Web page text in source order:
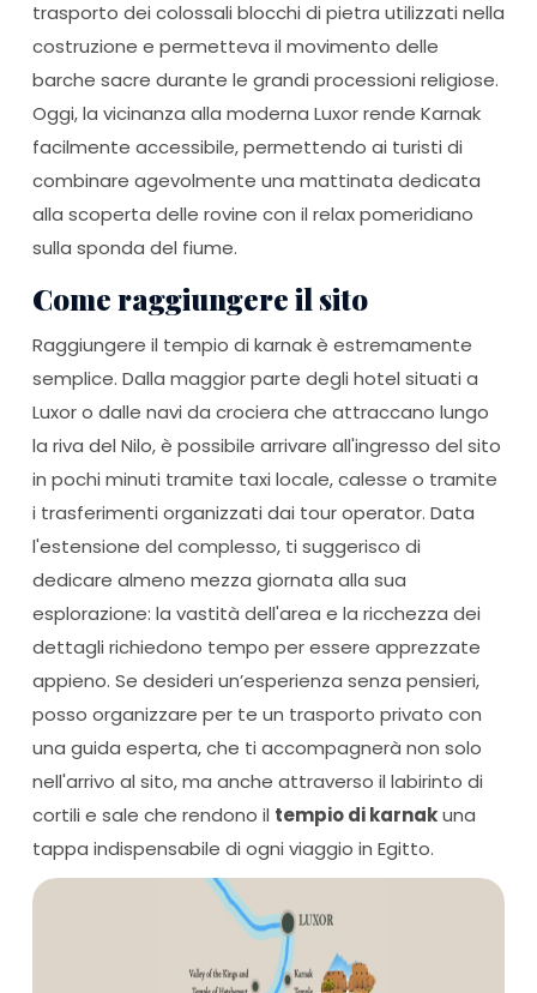
trasporto dei colossali blocchi di pietra utilizzati nella
costruzione e permetteva il movimento delle
barche sacre durante le grandi processioni religiose.
Oggi, la vicinanza alla moderna Luxor rende Karnak
facilmente accessibile, permettendo ai turisti di
combinare agevolmente una mattinata dedicata
alla scoperta delle rovine con il relax pomeridiano
sulla sponda del fiume.
Come raggiungere il sito
Raggiungere il tempio di karnak è estremamente
semplice. Dalla maggior parte degli hotel situati a
Luxor o dalle navi da crociera che attraccano lungo
la riva del Nilo, è possibile arrivare all'ingresso del sito
in pochi minuti tramite taxi locale, calesse o tramite
i trasferimenti organizzati dai tour operator. Data
l'estensione del complesso, ti suggerisco di
dedicare almeno mezza giornata alla sua
esplorazione: la vastità dell'area e la ricchezza dei
dettagli richiedono tempo per essere apprezzate
appieno. Se desideri un’esperienza senza pensieri,
posso organizzare per te un trasporto privato con
una guida esperta, che ti accompagnerà non solo
nell'arrivo al sito, ma anche attraverso il labirinto di
cortili e sale che rendono il tempio di karnakuna
tappa indispensabile di ogni viaggio in Egitto.